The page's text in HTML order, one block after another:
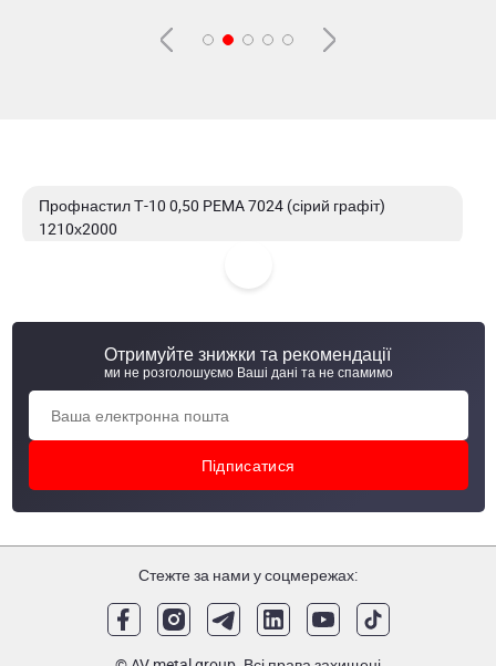
Профнастил Т-10 0,50 PEMA 7024 (сірий графіт)
1210х2000
Профнастил Т-10 0,50 PEMA 7024 (сірий графіт)
1185х1700
Профнастил Т-10 0,50 PEMA 7024 (сірий графіт)
Отримуйте знижки та рекомендації
ми не розголошуємо Ваші дані та не спамимо
Стежте за нами у соцмережах: